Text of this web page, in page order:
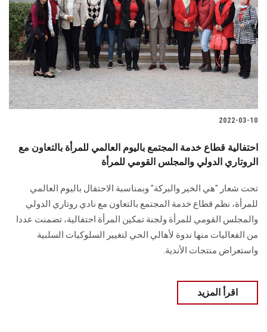
2022-03-10
احتفالية قطاع خدمة المجتمع باليوم العالمي للمرأة بالتعاون مع
الروتاري الدولي والمجلس القومي للمرأة
تحت شعار "هي الخير والبركة" وبمناسبة الاحتفال باليوم العالمي
للمرأة، نظم قطاع خدمة المجتمع بالتعاون مع نادي روتاري الدولي
والمجلس القومي للمرأة ولجنة تمكين المرأة احتفالية، تضمنت عددا
من الفعاليات منها ندوة لأهالي الحي لتغيير السلوكيات السلبية
واستعراض منتجات الأندية.
اقرأ المزيد